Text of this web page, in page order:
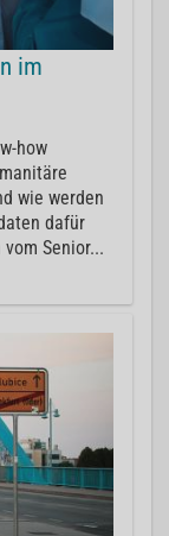
im
how
wie werden
dafür
Senior...